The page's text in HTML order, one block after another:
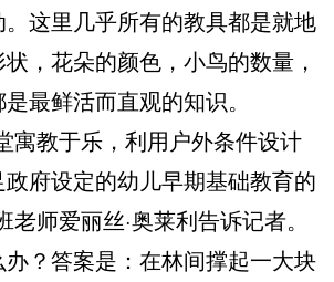
这里几乎所有的教具都是就地
，花朵的颜色，小鸟的数量，
最鲜活而直观的知识。
教于乐，利用户外条件设计
府设定的幼儿早期基础教育的
老师爱丽丝·奥莱利告诉记者。
？答案是：在林间撑起一大块